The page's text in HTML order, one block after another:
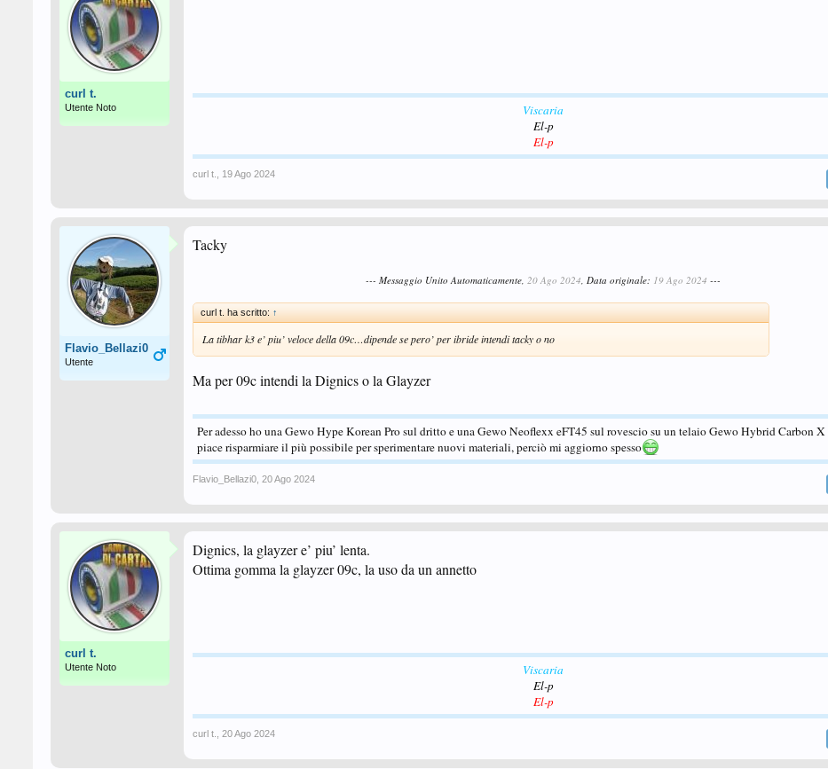
curl t.
Utente Noto
Viscaria
El-p
El-p
curl t. 19 Ago 2024
Flavio_Bellazi0
Utente
Tacky
--- Messaggio Unito Automaticamente, 20 Ago 2024, Data originale: 19 Ago 2024 ---
curl t. ha scritto: ↑
La tibhar k3 e’ piu’ veloce della 09c…dipende se pero’ per ibride intendi tacky o no
Ma per 09c intendi la Dignics o la Glayzer
Per adesso ho una Gewo Hype Korean Pro sul dritto e una Gewo Neoflexx eFT45 sul rovescio su un telaio Gewo Hybrid Carbon X
piace risparmiare il più possibile per sperimentare nuovi materiali, perciò mi aggiorno spesso
Flavio_Bellazi0 20 Ago 2024
curl t.
Utente Noto
Dignics, la glayzer e’ piu’ lenta.
Ottima gomma la glayzer 09c, la uso da un annetto
Viscaria
El-p
El-p
curl t. 20 Ago 2024